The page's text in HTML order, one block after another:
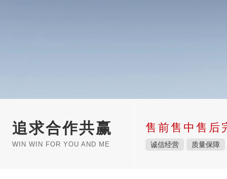
追求合作共赢
WIN WIN FOR YOU AND ME
售前售中售后
诚信经营 质量保障